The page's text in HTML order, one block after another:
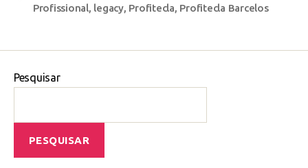
Profissional, legacy, Profitecla, Profitecla Barcelos
Pesquisar
PESQUISAR